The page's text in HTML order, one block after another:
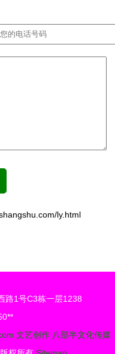
ly.html
路1号C3栋一层1238
文艺创作 八部半文化传媒